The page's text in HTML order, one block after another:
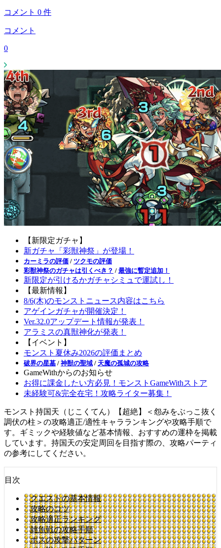
コメント 0 件
コメント
0
【新限定ガチャ】
新ガチャ「彩獣神祭」が登場！
カーミラの評価 / ツクモの評価
彩獣神祭のガチャは引くべき？ / 最強に暫定追加！
新限定が引けるかガチャシミュで運試し！
【最新情報】
8/6(木)のモンストニュース内容はこちら
アゲインガチャが開催決定！
Ver.32.0アップデート情報が発表！
アラミスの真獣神化が発表！
【イベント】
モンスト夏休み2026の評価まとめ
破界の星墓 / 神獣の聖域 / 天魔の孤城の攻略
GameWithからのお知らせ
お得に課金したい方必見！モンストGameWithストア
未経験可&完全在宅！攻略ライター募集！
モンスト持国天（じこくてん）【超絶】＜怨みをぶっこ抜く
調伏の柱＞の攻略適正/適性キャラランキングや攻略手順で
す。ギミックや経験値など基本情報、おすすめの運枠を掲載
しています。持国天の安定周回を目指す際の、攻略パーティ
の参考にしてください。
目次
クエストの基本情報
攻略のコツ
攻略適正ランキング
雑魚戦の攻略手順
ボスの攻撃パターン